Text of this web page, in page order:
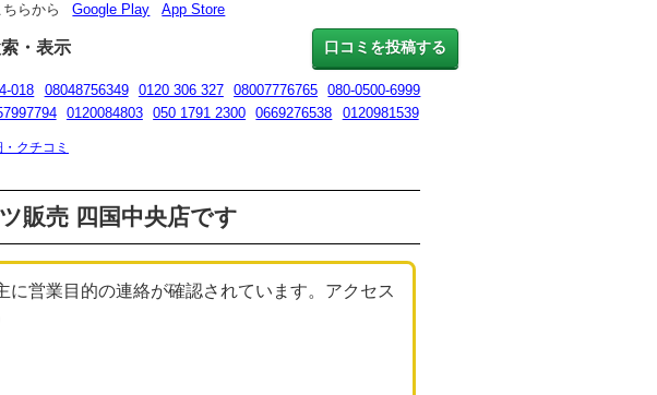
口コミを投稿する
らから Google Play App Store
・表示
018 08048756349 0120 306 327 08007776765
080-0500-6999
0120084803 050 1791 2300 0669276538
0120981539
クチコミ
販売 四国中央店です
営業目的の連絡が確認されています。アクセス